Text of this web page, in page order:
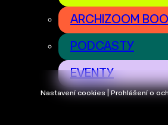
Nastavení cookies | Prohlášení o
ARCHIZOOM
PODCASTY
EVENTY